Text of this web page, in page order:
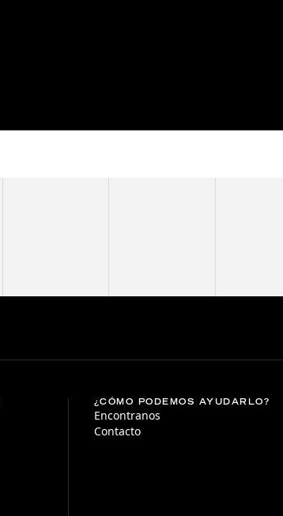
¿CÓMO PODEMOS AYUDARLO?
Encontranos
Contacto